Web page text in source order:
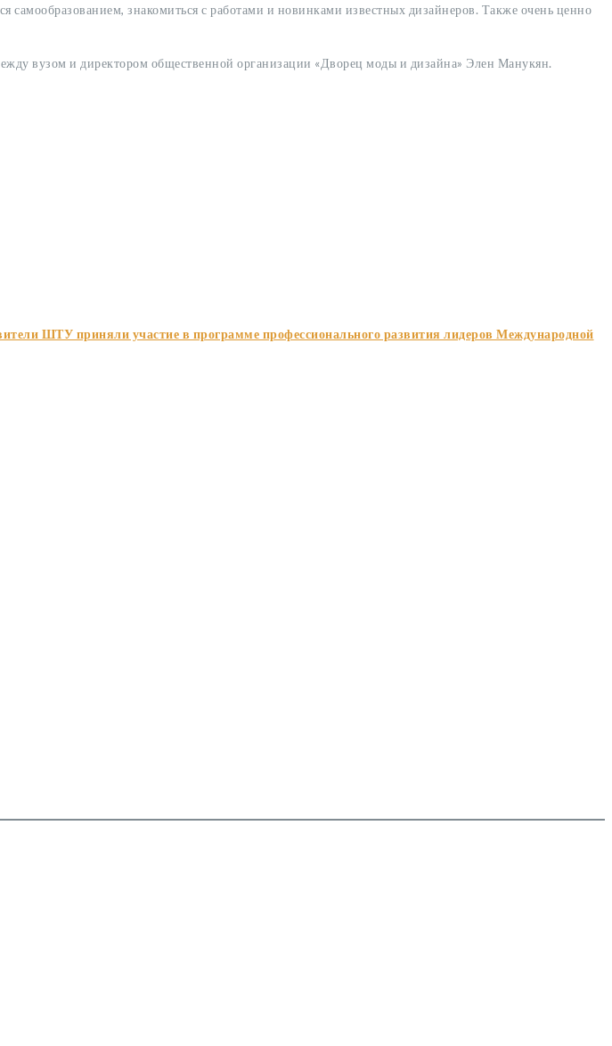
знакомиться с работами и новинками известных дизайнеров. Также очень ценно
вузом и директором общественной организации «Дворец моды и дизайна» Элен Манукян.
ШТУ приняли участие в программе профессионального развития лидеров Международной